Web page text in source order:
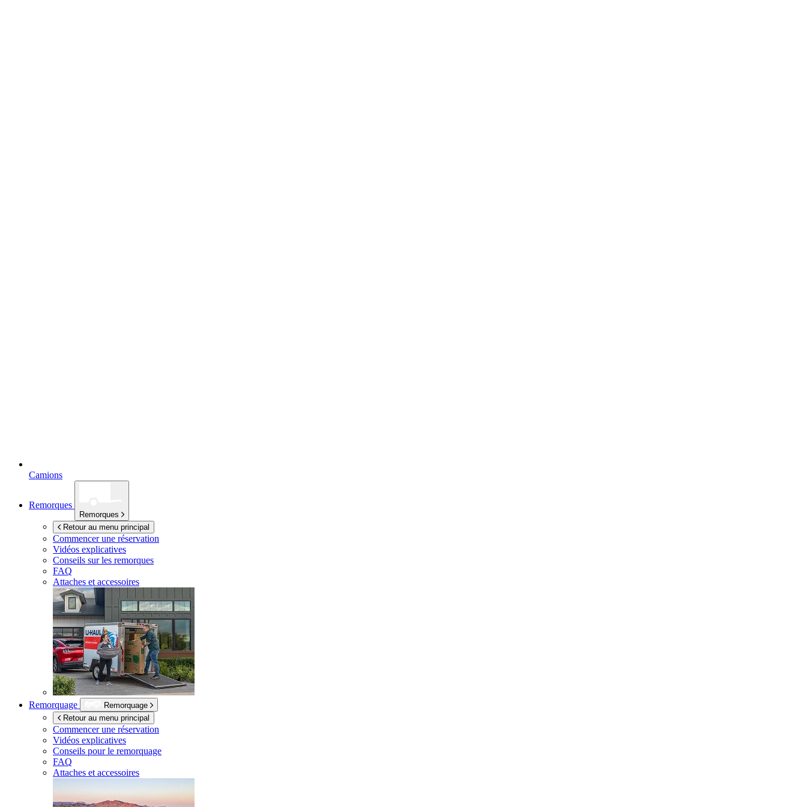
Camions
Remorques
Remorques
Retour au menu principal
Commencer une réservation
Vidéos explicatives
Conseils sur les remorques
FAQ
Attaches et accessoires
Remorquage
Remorquage
Retour au menu principal
Commencer une réservation
Vidéos explicatives
Conseils pour le remorquage
FAQ
Attaches et accessoires